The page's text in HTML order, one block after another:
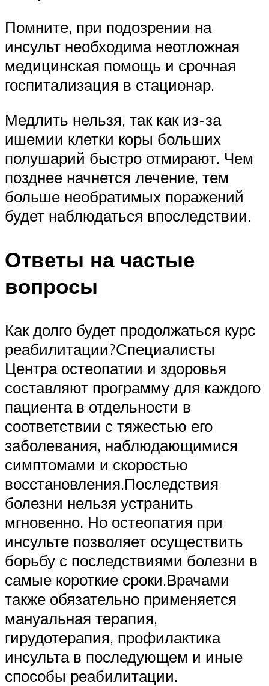
Помните, при подозрении на
инсульт необходима неотложная
медицинская помощь и срочная
госпитализация в стационар.
Медлить нельзя, так как из-за
ишемии клетки коры больших
полушарий быстро отмирают. Чем
позднее начнется лечение, тем
больше необратимых поражений
будет наблюдаться впоследствии.
Ответы на частые
вопросы
Как долго будет продолжаться курс
реабилитации?Специалисты
Центра остеопатии и здоровья
составляют программу для каждого
пациента в отдельности в
соответствии с тяжестью его
заболевания, наблюдающимися
симптомами и скоростью
восстановления.Последствия
болезни нельзя устранить
мгновенно. Но остеопатия при
инсульте позволяет осуществить
борьбу с последствиями болезни в
самые короткие сроки.Врачами
также обязательно применяется
мануальная терапия,
гирудотерапия, профилактика
инсульта в последующем и иные
способы реабилитации.